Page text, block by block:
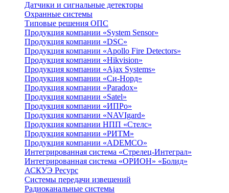
Датчики и сигнальные детекторы
Охранные системы
Типовые решения ОПС
Продукция компании «System Sensor»
Продукция компании «DSC»
Продукция компании «Apollo Fire Detectors»
Продукция компании «Hikvision»
Продукция компании «Ajax Systems»
Продукция компании «Си-Норд»
Продукция компании «Paradox»
Продукция компании «Satel»
Продукция компании «ИПРо»
Продукция компании «NAVIgard»
Продукция компании НПП «Стелс»
Продукция компании «РИТМ»
Продукция компании «ADEMCO»
Интегрированная система «Стрелец-Интеграл»
Интегрированная система «ОРИОН» «Болид»
АСКУЭ Ресурс
Системы передачи извещений
Радиоканальные системы